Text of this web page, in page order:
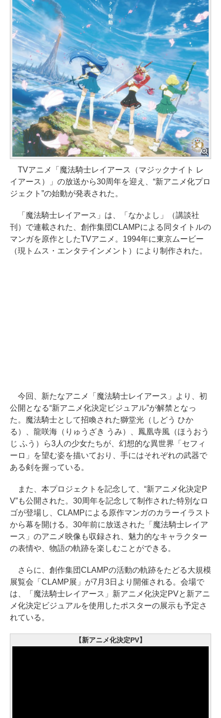
TVアニメ「魔法騎士レイアース（マジックナイト レ
イアース）」の放送から30周年を迎え、“新アニメ化プロ
ジェクト”の始動が発表された。
「魔法騎士レイアース」は、「なかよし」（講談社
刊）で連載された、創作集団CLAMPによる同タイトルの
マンガを原作としたTVアニメ。1994年に東京ムービー
（現トムス・エンタテインメント）により制作された。
今回、新たなアニメ「魔法騎士レイアース」より、初
公開となる“新アニメ化決定ビジュアル”が解禁となっ
た。魔法騎士として招喚された獅堂光（しどう ひか
る）、龍咲海（りゅうざき うみ）、鳳凰寺風（ほうおう
じ ふう）ら3人の少女たちが、幻想的な異世界「セフィ
ーロ」を望む姿を描いており、手にはそれぞれの武器で
ある剣を握っている。
また、本プロジェクトを記念して、“新アニメ化決定P
V”も公開された。30周年を記念して制作された特別なロ
ゴが登場し、CLAMPによる原作マンガのカラーイラスト
から幕を開ける。30年前に放送された「魔法騎士レイア
ース」のアニメ映像も収録され、魅力的なキャラクター
の表情や、物語の軌跡を楽しむことができる。
さらに、創作集団CLAMPの活動の軌跡をたどる大規模
展覧会「CLAMP展」が7月3日より開催される。会場で
は、「魔法騎士レイアース」新アニメ化決定PVと新アニ
メ化決定ビジュアルを使用したポスターの展示も予定さ
れている。
【新アニメ化決定PV】